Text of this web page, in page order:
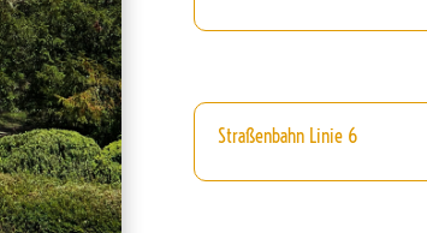
Straßenbahn Linie 6